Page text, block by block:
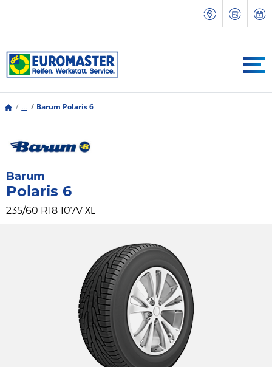
... Barum Polaris 6
Barum
Polaris 6
235/60 R18 107V XL